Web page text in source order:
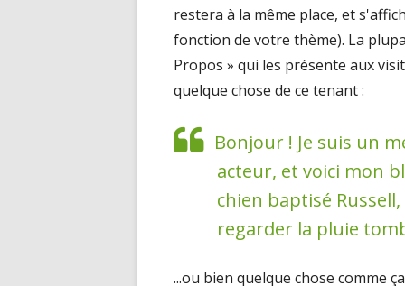
restera à la même place, et
fonction de votre thème). La
Propos » qui les présente aux
quelque chose de ce tenant :
Bonjour ! Je suis un
acteur, et voici mon
chien baptisé
regarder la pluie
...ou bien quelque chose comme